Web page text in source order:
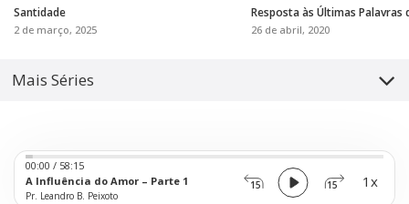
Santidade
2 de março, 2025
Resposta às Últimas Palavras
26 de abril, 2020
Mais Séries
A Influência do Amor – Parte 1
Pr. Leandro B. Peixoto
Audio
Player
15 15
00:00 / 58:15
1x